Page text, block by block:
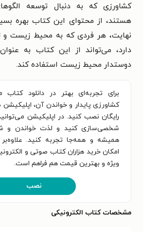
کشاورزی که به دنبال توسعه
هستند، از محتوای این کتاب بهره
نهایت، هر فردی که به محیط زیست و
دارد، می‌تواند از این کتاب به
دوستدار محیط زیست استفاده کند.
برای تجربه‌ای بهتر در دانلود
کشاورزی پایدار و خواندن آن،
رایگان نصب کنید. در اپلیکیشن
شخصی‌سازی کنید و لذت خواندن و
همیشه و همه‌جا تجربه کنید.
امکان خرید هزاران کتاب صوتی و
ویژه و بهترین قیمت هم فراهم است.
نصب
مشخصات کتاب الکترونیکی